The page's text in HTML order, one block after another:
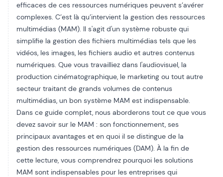
efficaces de ces ressources numériques peuvent s’avérer
complexes. C’est là qu’intervient la gestion des ressources
multimédias (MAM). Il s'agit d'un système robuste qui
simplifie la gestion des fichiers multimédias tels que les
vidéos, les images, les fichiers audio et autres contenus
numériques. Que vous travailliez dans l'audiovisuel, la
production cinématographique, le marketing ou tout autre
secteur traitant de grands volumes de contenus
multimédias, un bon système MAM est indispensable.
Dans ce guide complet, nous aborderons tout ce que vous
devez savoir sur le MAM : son fonctionnement, ses
principaux avantages et en quoi il se distingue de la
gestion des ressources numériques (DAM). À la fin de
cette lecture, vous comprendrez pourquoi les solutions
MAM sont indispensables pour les entreprises qui